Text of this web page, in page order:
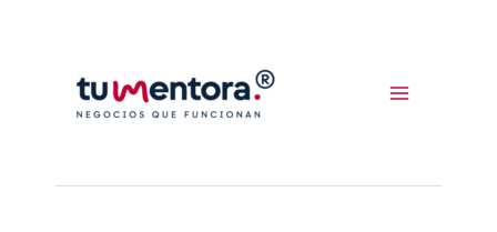
contenido